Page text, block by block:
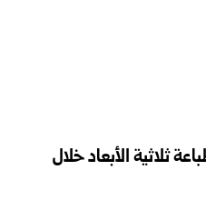
ثلاثية الأبعاد خلال